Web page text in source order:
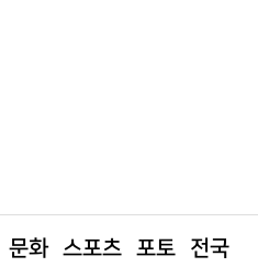
문화 스포츠 포토 전국